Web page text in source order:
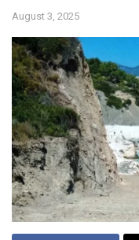
August 3, 2025